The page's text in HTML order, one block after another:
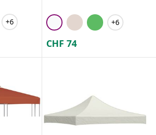
+6 +6
CHF 74